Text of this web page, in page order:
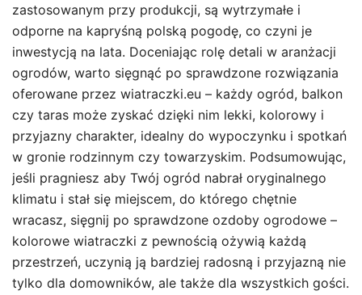
zastosowanym przy produkcji, są wytrzymałe i
odporne na kapryśną polską pogodę, co czyni je
inwestycją na lata. Doceniając rolę detali w aranżacji
ogrodów, warto sięgnąć po sprawdzone rozwiązania
oferowane przez wiatraczki.eu – każdy ogród, balkon
czy taras może zyskać dzięki nim lekki, kolorowy i
przyjazny charakter, idealny do wypoczynku i spotkań
w gronie rodzinnym czy towarzyskim. Podsumowując,
jeśli pragniesz aby Twój ogród nabrał oryginalnego
klimatu i stał się miejscem, do którego chętnie
wracasz, sięgnij po sprawdzone ozdoby ogrodowe –
kolorowe wiatraczki z pewnością ożywią każdą
przestrzeń, uczynią ją bardziej radosną i przyjazną nie
tylko dla domowników, ale także dla wszystkich gości.